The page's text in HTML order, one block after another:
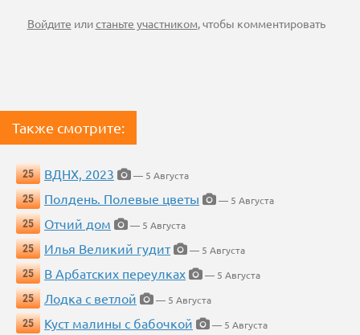
Войдите илистаньте участником, чтобы комментировать
Также смотрите:
25 ВДНХ, 2023
— 5 Августа
25
Полдень. Полевые цветы
— 5 Августа
25
Отчий дом
— 5 Августа
25
Илья Великий гудит
— 5 Августа
25
В Арбатских переулках
— 5 Августа
25
Лодка с ветлой
— 5 Августа
25
Куст малины с бабочкой
— 5 Августа